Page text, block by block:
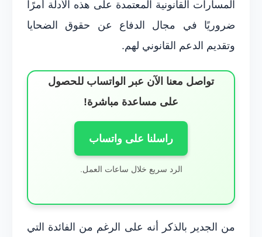
المسارات القانونية المعتمدة على هذه الأدلة أمرًا
ضروريًا في مجال الدفاع عن حقوق الضحايا
وتقديم الدعم القانوني لهم.
تواصل معنا الآن عبر الواتساب للحصول
على مساعدة مباشرة!
راسلنا على واتساب
الرد سريع خلال ساعات العمل.
من الجدير بالذكر أنه على الرغم من الفائدة التي